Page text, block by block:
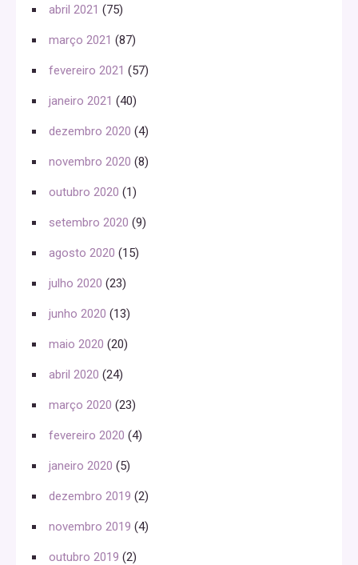
abril 2021 (75)
março 2021 (87)
fevereiro 2021 (57)
janeiro 2021 (40)
dezembro 2020 (4)
novembro 2020 (8)
outubro 2020 (1)
setembro 2020 (9)
agosto 2020 (15)
julho 2020 (23)
junho 2020 (13)
maio 2020 (20)
abril 2020 (24)
março 2020 (23)
fevereiro 2020 (4)
janeiro 2020 (5)
dezembro 2019 (2)
novembro 2019 (4)
outubro 2019 (2)